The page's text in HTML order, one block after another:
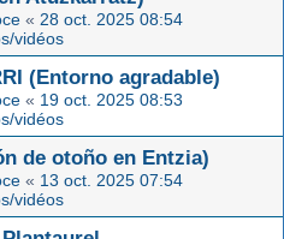
« 28 oct. 2025 08:54
vidéos
(Entorno agradable)
« 19 oct. 2025 08:53
vidéos
de otoño en Entzia)
« 13 oct. 2025 07:54
vidéos